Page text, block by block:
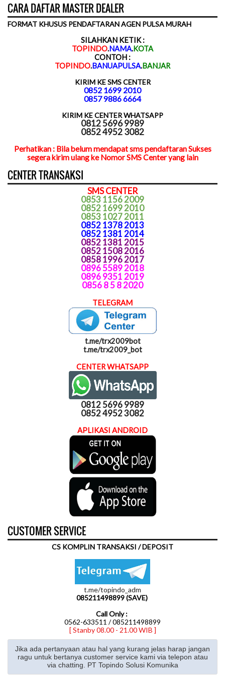
CARA DAFTAR MASTER DEALER
FORMAT KHUSUS PENDAFTARAN AGEN PULSA MURAH
SILAHKAN KETIK :
TOPINDO.NAMA.KOTA
CONTOH :
TOPINDO.BANUAPULSA.BANJAR
KIRIM KE SMS CENTER
0852 1699 2010
0857 9886 6664
KIRIM KE CENTER WHATSAPP
0812 5696 9989
0852 4952 3082
Perhatikan : Bila belum mendapat sms pendaftaran Sukses
segera kirim ulang ke Nomor SMS Center yang lain
CENTER TRANSAKSI
SMS CENTER
0853 1156 2009
0852 1699 2010
0853 1027 2011
0852 1378 2013
0852 1381 2014
0852 1381 2015
0852 1508 2016
0858 1996 2017
0896 5589 2018
0896 9351 2019
0856 8 5 8 2020
TELEGRAM
t.me/trx2009bot
t.me/trx2009_bot
CENTER WHATSAPP
0812 5696 9989
0852 4952 3082
APLIKASI ANDROID
CUSTOMER SERVICE
CS KOMPLIN TRANSAKSI / DEPOSIT
t.me/topindo_adm
085211498899 (SAVE)
Call Only :
0562-633511 / 085211498899
[ Stanby 08.00 - 21.00 WIB ]
Jika ada pertanyaan atau hal yang kurang jelas harap jangan
ragu untuk bertanya customer service kami via telepon atau
via chatting. PT Topindo Solusi Komunika